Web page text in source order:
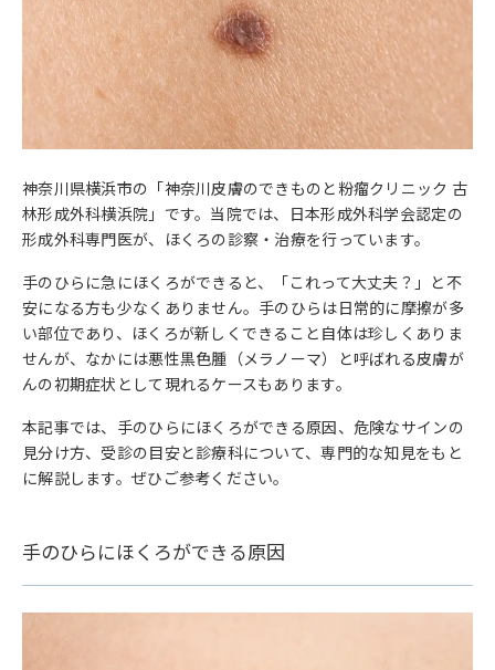
神奈川県横浜市の「神奈川皮膚のできものと粉瘤クリニック 古
林形成外科横浜院」です。当院では、日本形成外科学会認定の
形成外科専門医が、ほくろの診察・治療を行っています。
手のひらに急にほくろができると、「これって大丈夫？」と不
安になる方も少なくありません。手のひらは日常的に摩擦が多
い部位であり、ほくろが新しくできること自体は珍しくありま
せんが、なかには悪性黒色腫（メラノーマ）と呼ばれる皮膚が
んの初期症状として現れるケースもあります。
本記事では、手のひらにほくろができる原因、危険なサインの
見分け方、受診の目安と診療科について、専門的な知見をもと
に解説します。ぜひご参考ください。
手のひらにほくろができる原因